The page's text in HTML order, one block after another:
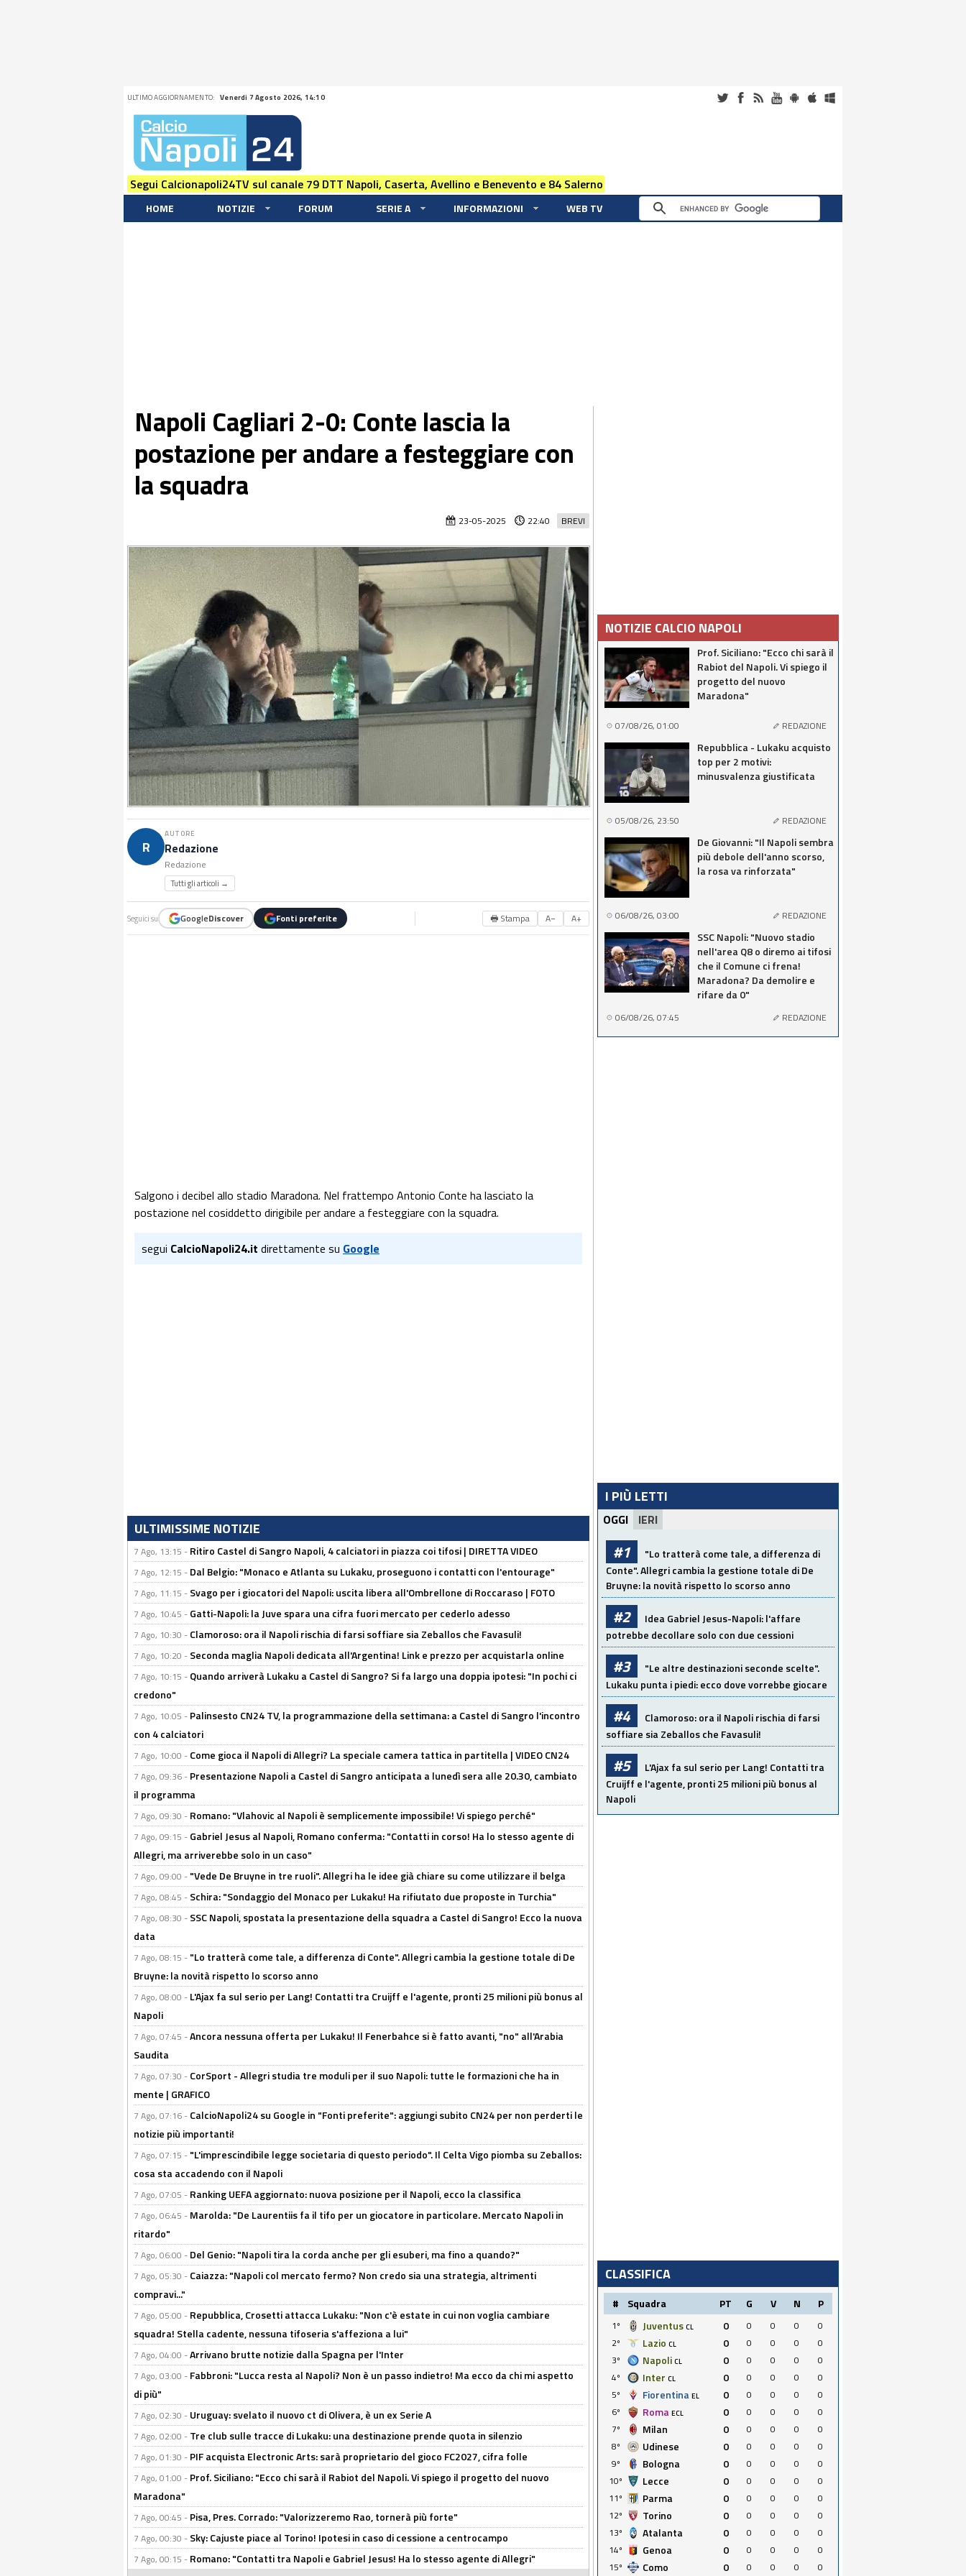
ULTIMO AGGIORNAMENTO: Venerdi 7 Agosto 2026, 14:10
Segui Calcionapoli24TV sul canale 79 DTT Napoli, Caserta, Avellino e Benevento e 84 Salerno
HOME NOTIZIE FORUM SERIE A INFORMAZIONI WEB TV
Napoli Cagliari 2-0: Conte lascia la
postazione per andare a festeggiare con
la squadra
BREVI
23-05-2025 22:40
R
AUTORE
Redazione
Redazione
Tutti gli articoli →
Seguici su GoogleDiscover Fonti preferite 🖶 Stampa A− A+
Salgono i decibel allo stadio Maradona. Nel frattempo Antonio Conte ha lasciato la
postazione nel cosiddetto dirigibile per andare a festeggiare con la squadra.
segui CalcioNapoli24.it direttamente su Google
ULTIMISSIME NOTIZIE
7 Ago, 13:15 - Ritiro Castel di Sangro Napoli, 4 calciatori in piazza coi tifosi | DIRETTA VIDEO
7 Ago, 12:15 - Dal Belgio: "Monaco e Atlanta su Lukaku, proseguono i contatti con l'entourage"
7 Ago, 11:15 - Svago per i giocatori del Napoli: uscita libera all'Ombrellone di Roccaraso | FOTO
7 Ago, 10:45 - Gatti-Napoli: la Juve spara una cifra fuori mercato per cederlo adesso
7 Ago, 10:30 - Clamoroso: ora il Napoli rischia di farsi soffiare sia Zeballos che Favasuli!
7 Ago, 10:20 - Seconda maglia Napoli dedicata all'Argentina! Link e prezzo per acquistarla online
7 Ago, 10:15 - Quando arriverà Lukaku a Castel di Sangro? Si fa largo una doppia ipotesi: "In pochi ci
credono"
7 Ago, 10:05 - Palinsesto CN24 TV, la programmazione della settimana: a Castel di Sangro l'incontro
con 4 calciatori
7 Ago, 10:00 - Come gioca il Napoli di Allegri? La speciale camera tattica in partitella | VIDEO CN24
7 Ago, 09:36 - Presentazione Napoli a Castel di Sangro anticipata a lunedì sera alle 20.30, cambiato
il programma
7 Ago, 09:30 - Romano: "Vlahovic al Napoli è semplicemente impossibile! Vi spiego perché"
7 Ago, 09:15 - Gabriel Jesus al Napoli, Romano conferma: "Contatti in corso! Ha lo stesso agente di
Allegri, ma arriverebbe solo in un caso"
7 Ago, 09:00 - "Vede De Bruyne in tre ruoli". Allegri ha le idee già chiare su come utilizzare il belga
7 Ago, 08:45 - Schira: "Sondaggio del Monaco per Lukaku! Ha rifiutato due proposte in Turchia"
7 Ago, 08:30 - SSC Napoli, spostata la presentazione della squadra a Castel di Sangro! Ecco la nuova
data
7 Ago, 08:15 - "Lo tratterà come tale, a differenza di Conte". Allegri cambia la gestione totale di De
Bruyne: la novità rispetto lo scorso anno
7 Ago, 08:00 - L'Ajax fa sul serio per Lang! Contatti tra Cruijff e l'agente, pronti 25 milioni più bonus al
Napoli
7 Ago, 07:45 -Ancora nessuna offerta per Lukaku! Il Fenerbahce si è fatto avanti, "no" all'Arabia
Saudita
7 Ago, 07:30 - CorSport - Allegri studia tre moduli per il suo Napoli: tutte le formazioni che ha in
mente | GRAFICO
7 Ago, 07:16 - CalcioNapoli24 su Google in "Fonti preferite": aggiungi subito CN24 per non perderti le
notizie più importanti!
7 Ago, 07:15 - "L'imprescindibile legge societaria di questo periodo". Il Celta Vigo piomba su Zeballos:
cosa sta accadendo con il Napoli
7 Ago, 07:05 - Ranking UEFA aggiornato: nuova posizione per il Napoli, ecco la classifica
7 Ago, 06:45 - Marolda: "De Laurentiis fa il tifo per un giocatore in particolare. Mercato Napoli in
ritardo"
7 Ago, 06:00 - Del Genio: "Napoli tira la corda anche per gli esuberi, ma fino a quando?"
7 Ago, 05:30 - Caiazza: "Napoli col mercato fermo? Non credo sia una strategia, altrimenti
compravi..."
7 Ago, 05:00 - Repubblica, Crosetti attacca Lukaku: "Non c'è estate in cui non voglia cambiare
squadra! Stella cadente, nessuna tifoseria s'affeziona a lui"
7 Ago, 04:00 -Arrivano brutte notizie dalla Spagna per l'Inter
7 Ago, 03:00 - Fabbroni: "Lucca resta al Napoli? Non è un passo indietro! Ma ecco da chi mi aspetto
di più"
7 Ago, 02:30 - Uruguay: svelato il nuovo ct di Olivera, è un ex Serie A
7 Ago, 02:00 - Tre club sulle tracce di Lukaku: una destinazione prende quota in silenzio
7 Ago, 01:30 - PIF acquista Electronic Arts: sarà proprietario del gioco FC2027, cifra folle
7 Ago, 01:00 - Prof. Siciliano: "Ecco chi sarà il Rabiot del Napoli. Vi spiego il progetto del nuovo
Maradona"
7 Ago, 00:45 - Pisa, Pres. Corrado: "Valorizzeremo Rao, tornerà più forte"
7 Ago, 00:30 - Sky: Cajuste piace al Torino! Ipotesi in caso di cessione a centrocampo
7 Ago, 00:15 - Romano: "Contatti tra Napoli e Gabriel Jesus! Ha lo stesso agente di Allegri"
NOTIZIE CALCIO NAPOLI
Prof. Siciliano: "Ecco chi sarà il
Rabiot del Napoli. Vi spiego il
progetto del nuovo
Maradona"
07/08/26, 01:00 REDAZIONE
Repubblica - Lukaku acquisto
top per 2 motivi:
minusvalenza giustificata
05/08/26, 23:50 REDAZIONE
De Giovanni: "Il Napoli sembra
più debole dell'anno scorso,
la rosa va rinforzata"
06/08/26, 03:00 REDAZIONE
SSC Napoli: "Nuovo stadio
nell'area Q8 o diremo ai tifosi
che il Comune ci frena!
Maradona? Da demolire e
rifare da 0"
06/08/26, 07:45 REDAZIONE
I PIÙ LETTI
OGGI IERI
#1
"Lo tratterà come tale, a differenza di
Conte". Allegri cambia la gestione totale di De
Bruyne: la novità rispetto lo scorso anno
#2
Idea Gabriel Jesus-Napoli: l'affare
potrebbe decollare solo con due cessioni
#3
"Le altre destinazioni seconde scelte".
Lukaku punta i piedi: ecco dove vorrebbe giocare
#4
Clamoroso: ora il Napoli rischia di farsi
soffiare sia Zeballos che Favasuli!
#5
L'Ajax fa sul serio per Lang! Contatti tra
Cruijff e l'agente, pronti 25 milioni più bonus al
Napoli
CLASSIFICA
# Squadra PT G V N P
1º Juventus CL 0 0 0 0
0
2º
Lazio CL 0 0 0 0
0
3º
Napoli CL 0 0 0 0
0
4º
Inter CL 0 0 0 0
0
5º
Fiorentina EL 0 0 0 0
0
6º
Roma ECL 0 0 0 0
0
7º
Milan 0 0 0 0
0
8º
Udinese 0 0 0 0
0
9º
Bologna 0 0 0 0
0
10º
Lecce 0 0 0 0
0
11º
Parma 0 0 0 0
0
12º
Torino 0 0 0 0
0
13º
Atalanta 0 0 0 0
0
14º
Genoa 0 0 0 0
0
15º
Como 0 0 0 0 0